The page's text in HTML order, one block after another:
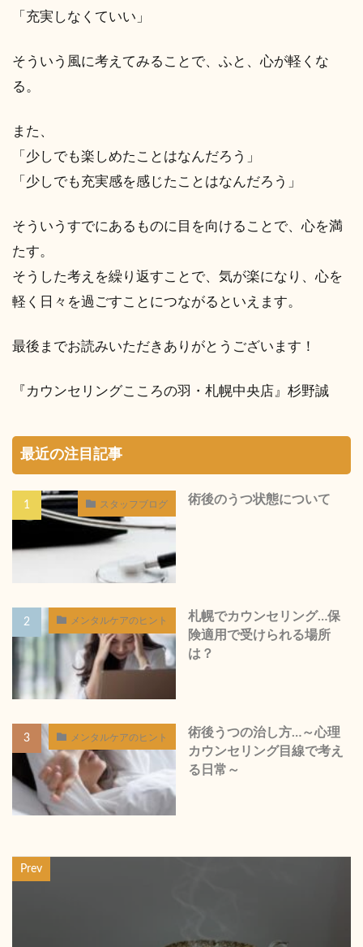
「充実しなくていい」
そういう風に考えてみることで、ふと、心が軽くな
る。
また、
「少しでも楽しめたことはなんだろう」
「少しでも充実感を感じたことはなんだろう」
そういうすでにあるものに目を向けることで、心を満
たす。
そうした考えを繰り返すことで、気が楽になり、心を
軽く日々を過ごすことにつながるといえます。
最後までお読みいただきありがとうございます！
『カウンセリングこころの羽・札幌中央店』杉野誠
最近の注目記事
スタッフブログ 術後のうつ状態について
メンタルケアのヒント
札幌でカウンセリング…保
険適用で受けられる場所
は？
メンタルケアのヒント
術後うつの治し方…～心理
カウンセリング目線で考え
る日常～
Prev